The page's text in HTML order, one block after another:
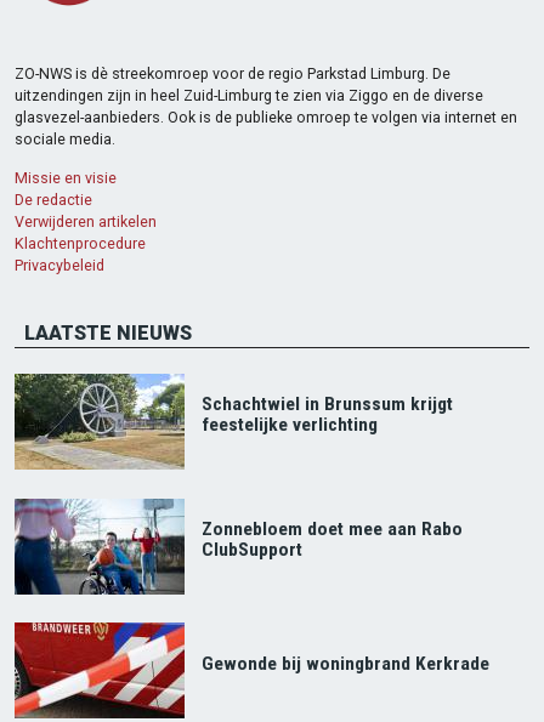
ZO-NWS is dè streekomroep voor de regio Parkstad Limburg. De
uitzendingen zijn in heel Zuid-Limburg te zien via Ziggo en de diverse
glasvezel-aanbieders. Ook is de publieke omroep te volgen via internet en
sociale media.
Missie en visie
De redactie
Verwijderen artikelen
Klachtenprocedure
Privacybeleid
LAATSTE NIEUWS
Schachtwiel in Brunssum krijgt
feestelijke verlichting
Zonnebloem doet mee aan Rabo
ClubSupport
Gewonde bij woningbrand Kerkrade